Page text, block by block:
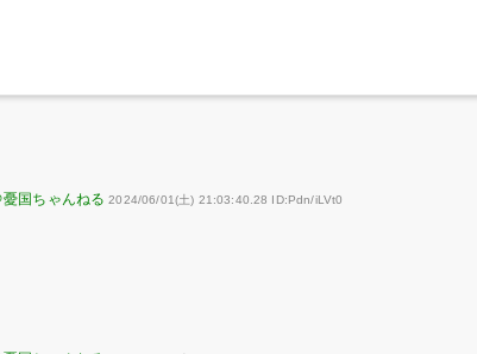
2024/06/01(土) 21:03:40.28 ID:Pdn/iLVt0